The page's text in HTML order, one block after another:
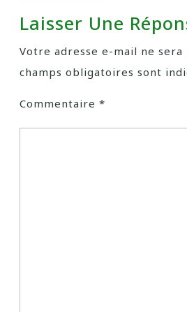
Laisser Une
Votre adresse e-mail ne sera
champs obligatoires sont
Commentaire *